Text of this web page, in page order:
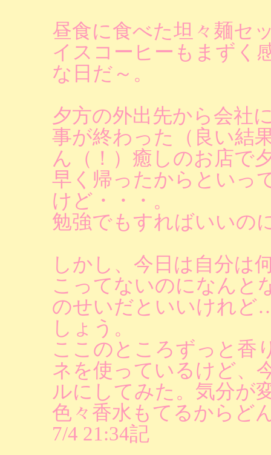
昼食に食べた坦々麺セ
イスコーヒーもまずく
な日だ～。
夕方の外出先から会社
事が終わった（良い結
ん（！）癒しのお店で
早く帰ったからといっ
けど・・・。
勉強でもすればいいの
しかし、今日は自分は
こってないのになんと
のせいだといいけれ
しょう。
ここのところずっと香
ネを使っているけど、
ルにしてみた。気分が
色々香水もてるからど
7/4 21:34記